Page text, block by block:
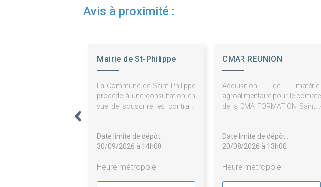
Avis à proximité :
Mairie de St-Philippe
La Commune de Saint Philippe
procède à une consultation en
vue de souscrire les contrats
3 lots.
Date limite de dépôt :
30/09/2026 à 14h00
Heure métropole
CMAR REUNION
Acquisition de matériel
agroalimentaire pour le compte
de la CMA FORMATION Sainte-
Métiers et de l'Artisanat de la
Réunion - relance marché 19-
Date limite de dépôt :
20/08/2026 à 13h00
Heure métropole